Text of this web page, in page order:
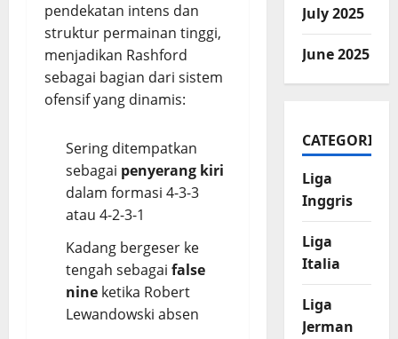
pendekatan intens dan
struktur permainan tinggi,
menjadikan Rashford
sebagai bagian dari sistem
ofensif yang dinamis:
Sering ditempatkan
sebagai penyerang kiri
dalam formasi 4-3-3
atau 4-2-3-1
Kadang bergeser ke
tengah sebagai false
nine ketika Robert
Lewandowski absen
July 2025
June 2025
CATEGORIES
Liga
Inggris
Liga
Italia
Liga
Jerman